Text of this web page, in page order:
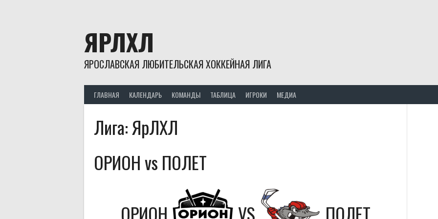
ЯРЛХЛ
ЯРОСЛАВСКАЯ ЛЮБИТЕЛЬСКАЯ ХОККЕЙНАЯ ЛИГА
ГЛАВНАЯ КАЛЕНДАРЬ КОМАНДЫ ТАБЛИЦА ИГРОКИ МЕДИА
Лига:ЯрЛХЛ
ОРИОН vs ПОЛЕТ
ОРИОН
VS ПОЛЕТ